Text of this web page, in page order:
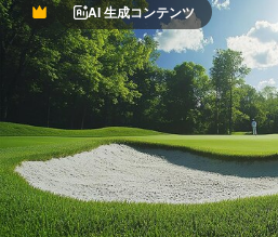
PremiumAI 生成コンテンツ